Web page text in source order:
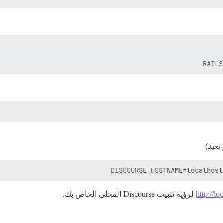
)
http:// لرؤية تثبيت Discourse المحلي الخاص بك.